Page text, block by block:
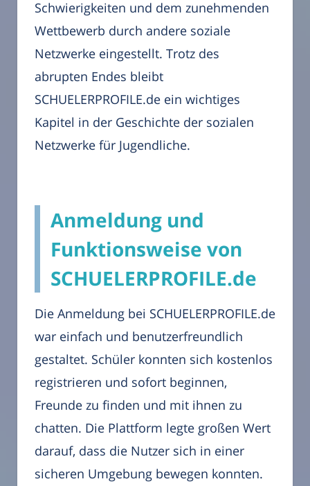
Schwierigkeiten und dem zunehmenden
Wettbewerb durch andere soziale
Netzwerke eingestellt. Trotz des
abrupten Endes bleibt
SCHUELERPROFILE.de ein wichtiges
Kapitel in der Geschichte der sozialen
Netzwerke für Jugendliche.
Anmeldung und
Funktionsweise von
SCHUELERPROFILE.de
Die Anmeldung bei SCHUELERPROFILE.de
war einfach und benutzerfreundlich
gestaltet. Schüler konnten sich kostenlos
registrieren und sofort beginnen,
Freunde zu finden und mit ihnen zu
chatten. Die Plattform legte großen Wert
darauf, dass die Nutzer sich in einer
sicheren Umgebung bewegen konnten.